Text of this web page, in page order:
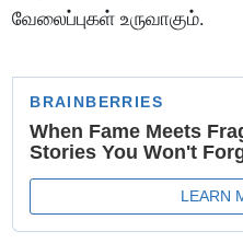
வேலைப்புகள் உருவாகும்.